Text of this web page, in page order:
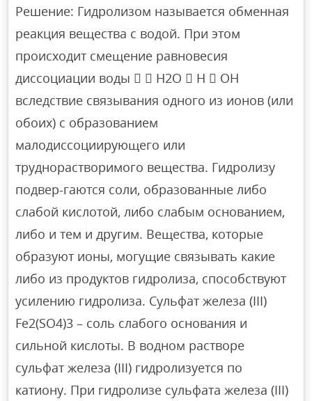
Решение: Гидролизом называется обменная
реакция вещества с водой. При этом
происходит смещение равновесия
диссоциации воды   H2O  H  OH
вследствие связывания одного из ионов (или
обоих) с образованием
малодиссоциирующего или
труднорастворимого вещества. Гидролизу
подвер-гаются соли, образованные либо
слабой кислотой, либо слабым основанием,
либо и тем и другим. Вещества, которые
образуют ионы, могущие связывать какие
либо из продуктов гидролиза, способствуют
усилению гидролиза. Сульфат железа (III)
Fe2(SO4)3 – соль слабого основания и
сильной кислоты. В водном растворе
сульфат железа (III) гидролизуется по
катиону. При гидролизе сульфата железа (III)